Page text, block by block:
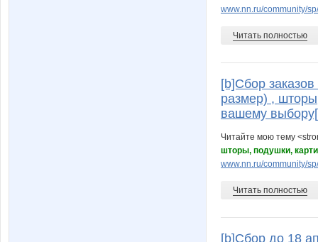
www.nn.ru/community/
Читать полностью
[b]Сбор
размер) ,
вашему
Читайте мою тему
шторы, подушки,
www.nn.ru/community/
Читать полностью
[b]Сбор до 18